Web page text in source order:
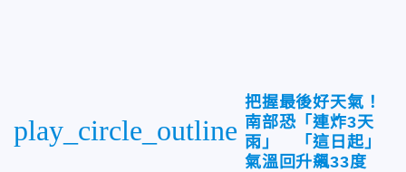
play_circle_outline
把握最後好天氣！
南部恐「連炸3天
雨」 「這日起」
氣溫回升飆33度